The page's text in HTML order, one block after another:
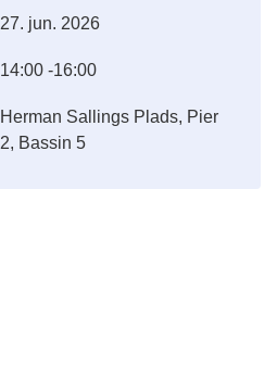
27. jun. 2026
14:00 -16:00
Herman Sallings Plads, Pier
2, Bassin 5